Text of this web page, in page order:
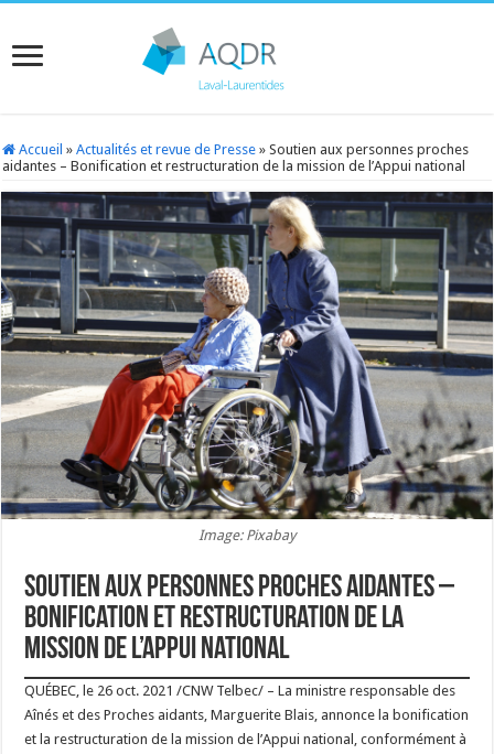
Accueil » Actualités et revue de Presse » Soutien aux personnes proches
aidantes – Bonification et restructuration de la mission de l’Appui national
Image: Pixabay
Soutien aux personnes proches aidantes –
Bonification et restructuration de la
mission de l’Appui national
QUÉBEC, le 26 oct. 2021 /CNW Telbec/ – La ministre responsable des
Aînés et des Proches aidants, Marguerite Blais, annonce la bonification
et la restructuration de la mission de l’Appui national, conformément à